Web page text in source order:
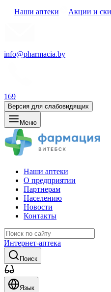
Наши аптеки Акции и
info@pharmacia.by
169
Версия для слабовидящих
Меню
Наши аптеки
О предприятии
Партнерам
Населению
Новости
Контакты
Интернет-аптека
Поиск
Язык